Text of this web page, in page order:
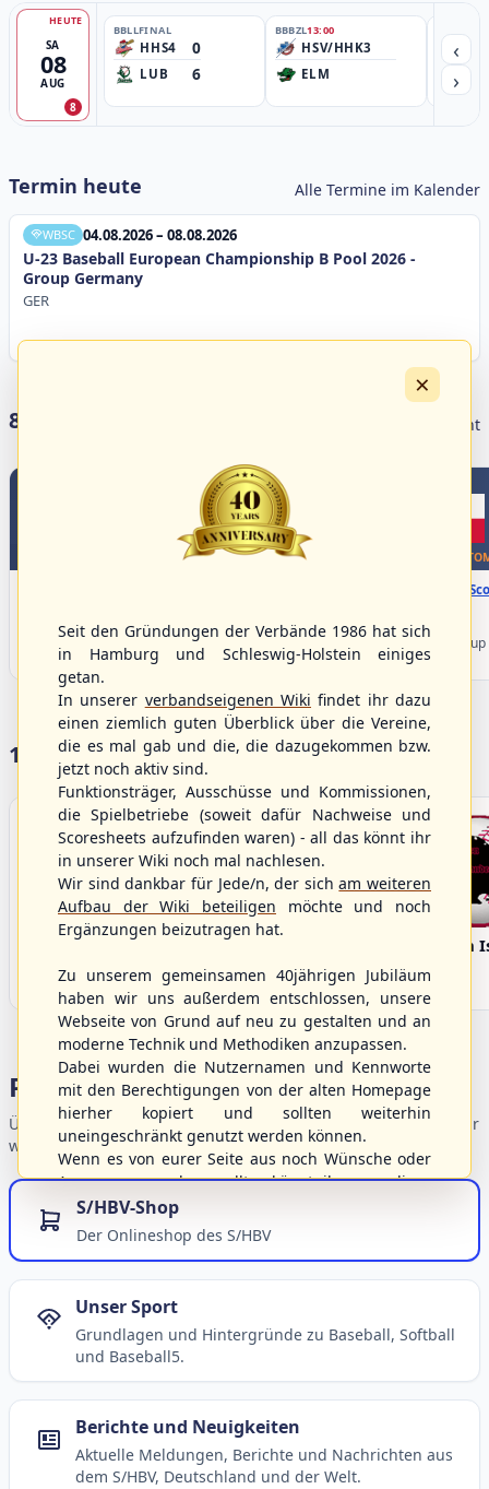
SA
08
AUG
HEUTE
8
BBLLFINAL
HHS4 0
LUB 6
BBBZL13:00
HSV/HHK3
ELM
‹
›
Termin heute Alle Termine im Kalender
WBSC 04.08.2026 – 08.08.2026
U-23 Baseball European Championship B Pool 2026 -
Group Germany
GER
8 Livestreams heute Livestream Übersicht
1
BOTTOM 5
U-23 Baseball European
Championship B Pool 2026 - Group
WBSC Europe
Box-
U-23 Baseball European
Championship B Pool 2026 - Group
Germany
17 Vereine im S/HBV
Bargenstedt
Elmshorn Alligators Fehmarn
Portalbereiche
Übersicht der Verbandsbereiche – wählen Sie einen Einstieg für
weiterführende Informationen.
S/HBV-Shop
Der Onlineshop des S/HBV
Unser Sport
Grundlagen und Hintergründe zu Baseball, Softball
und Baseball5.
Berichte und Neuigkeiten
Aktuelle Meldungen, Berichte und Nachrichten aus
dem S/HBV, Deutschland und der Welt.
×
Seit den Gründungen der Verbände 1986 hat sich
in Hamburg und Schleswig-Holstein einiges
getan.
In unserer verbandseigenen Wiki findet ihr dazu
einen ziemlich guten Überblick über die Vereine,
die es mal gab und die, die dazugekommen bzw.
jetzt noch aktiv sind.
Funktionsträger, Ausschüsse und Kommissionen,
die Spielbetriebe (soweit dafür Nachweise und
Scoresheets aufzufinden waren) - all das könnt ihr
in unserer Wiki noch mal nachlesen.
Wir sind dankbar für Jede/n, der sicham weiteren
Aufbau der Wiki beteiligen möchte und noch
Ergänzungen beizutragen hat.
Zu unserem gemeinsamen 40jährigen Jubiläum
haben wir uns außerdem entschlossen, unsere
Webseite von Grund auf neu zu gestalten und an
moderne Technik und Methodiken anzupassen.
Dabei wurden die Nutzernamen und Kennworte
mit den Berechtigungen von der alten Homepage
hierher kopiert und sollten weiterhin
uneingeschränkt genutzt werden können.
Wenn es von eurer Seite aus noch Wünsche oder
Anregungen geben sollte, könnt ihr uns diese
gerne an die Verbandsadresse
schicken.